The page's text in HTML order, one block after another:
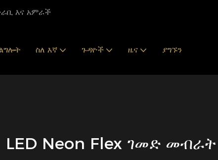
እና አምራች
ስለ እኛ ጉዳዮች ዜና ያግኙን
LED Neon Flex ገመድ መብራት